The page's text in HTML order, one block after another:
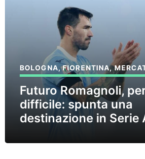
BOLOGNA,FIORENTINA,
Futuro Romagnoli,
difficile: spunta una
destinazione in Serie